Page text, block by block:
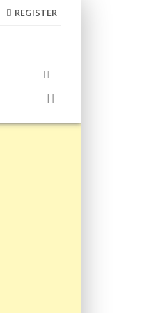
REGISTER